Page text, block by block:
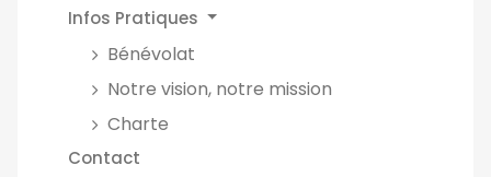
Infos Pratiques
Bénévolat
Notre vision, notre mission
Charte
Contact